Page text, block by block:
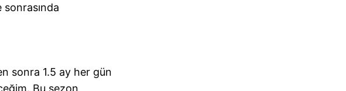
sonrasında
sonra 1.5 ay her gün
Bu sezon